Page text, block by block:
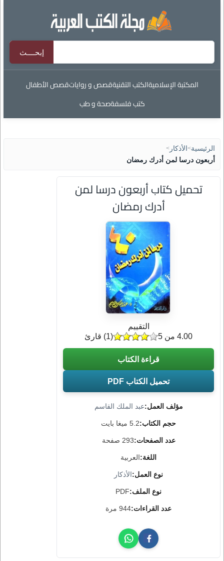
المكتبة الإسلاميةالكتب التقنيةقصص و رواياتقصص الأطفال
كتب فلسفةصحة و طب
الرئيسية> الأذكار >
أربعون درسا لمن أدرك رمضان
تحميل كتاب أربعون درسا لمن
أدرك رمضان
مؤلف العمل:عبد الملك القاسم
حجم الكتاب:5.2 ميغا بايت
عدد الصفحات:293 صفحة
اللغة:العربية
نوع العمل:الأذكار
نوع الملف:PDF
عدد القراءات:944 مرة
التقييم
(
1) قارئ 4.00 من 5
قراءة الكتاب
تحميل الكتاب PDF